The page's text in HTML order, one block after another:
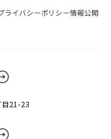
ライバシーポリシー情報公開
目21-23